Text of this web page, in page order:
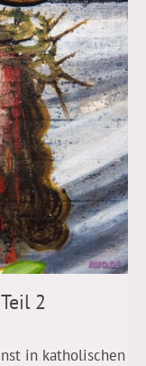
2
in katholischen